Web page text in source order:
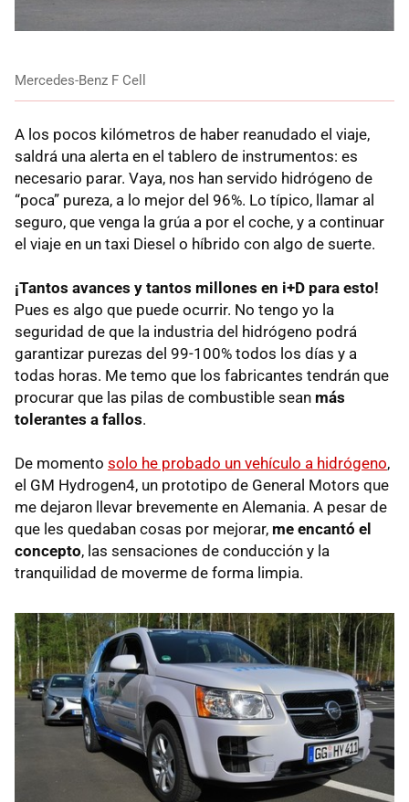
Mercedes-Benz F Cell
A los pocos kilómetros de haber reanudado el viaje,
saldrá una alerta en el tablero de instrumentos: es
necesario parar. Vaya, nos han servido hidrógeno de
“poca” pureza, a lo mejor del 96%. Lo típico, llamar al
seguro, que venga la grúa a por el coche, y a continuar
el viaje en un taxi Diesel o híbrido con algo de suerte.
¡Tantos avances y tantos millones en i+D para esto!
Pues es algo que puede ocurrir. No tengo yo la
seguridad de que la industria del hidrógeno podrá
garantizar purezas del 99-100% todos los días y a
todas horas. Me temo que los fabricantes tendrán que
procurar que las pilas de combustible sean más
tolerantes a fallos.
De momento solo he probado un vehículo a hidrógeno,
el GM Hydrogen4, un prototipo de General Motors que
me dejaron llevar brevemente en Alemania. A pesar de
que les quedaban cosas por mejorar, me encantó el
concepto, las sensaciones de conducción y la
tranquilidad de moverme de forma limpia.